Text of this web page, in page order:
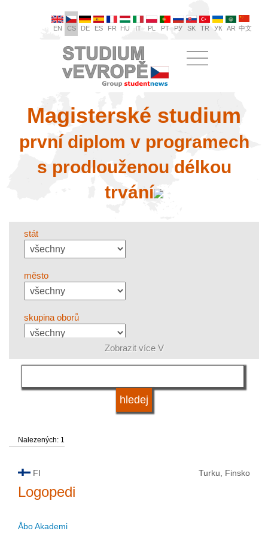
EN CS DE ES FR HU IT PL PT РУ SK TR УК AR 中文
Magisterské studium
první diplom v programech
s prodlouženou délkou
trvání
stát
město
skupina oborů
jazyk
Zobrazit více V
Nalezených: 1
FI Turku, Finsko
Logopedi
Åbo Akademi